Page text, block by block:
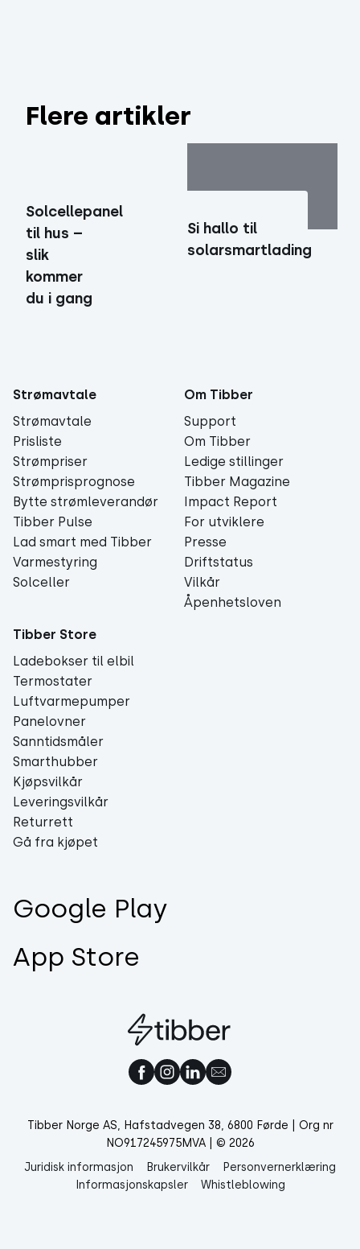
Flere artikler
Solcellepanel
til hus –
slik
kommer
du i gang
Si hallo til
solarsmartlading
Strømavtale
Strømavtale
Prisliste
Strømpriser
Strømprisprognose
Bytte strømleverandør
Tibber Pulse
Lad smart med Tibber
Varmestyring
Solceller
Om Tibber
Support
Om Tibber
Ledige stillinger
Tibber Magazine
Impact Report
For utviklere
Presse
Driftstatus
Vilkår
Åpenhetsloven
Tibber Store
Ladebokser til elbil
Termostater
Luftvarmepumper
Panelovner
Sanntidsmåler
Smarthubber
Kjøpsvilkår
Leveringsvilkår
Returrett
Gå fra kjøpet
Google Play
App Store
Tibber Norge AS, Hafstadvegen 38, 6800 Førde | Org nr
NO917245975MVA | © 2026
Juridisk informasjon
Brukervilkår
Personvernerklæring
Informasjonskapsler
Whistleblowing